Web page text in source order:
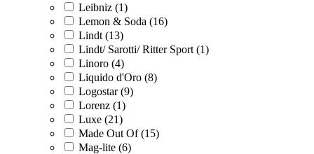
Leibniz (1)
Lemon & Soda (16)
Lindt (13)
Lindt/ Sarotti/ Ritter Sport (1)
Linoro (4)
Liquido d'Oro (8)
Logostar (9)
Lorenz (1)
Luxe (21)
Made Out Of (15)
Mag-lite (6)